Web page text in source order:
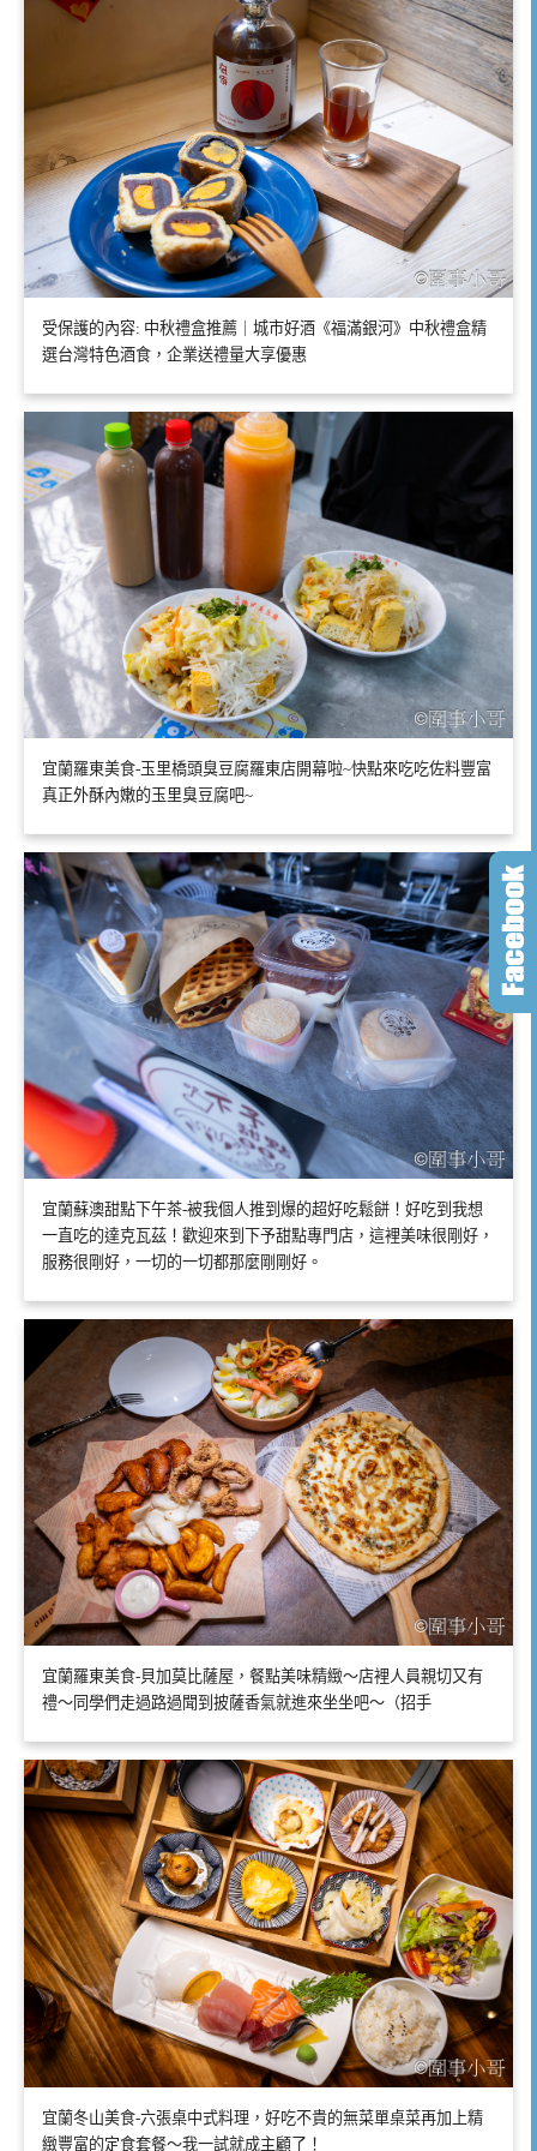
受保護的內容: 中秋禮盒推薦｜城市好酒《福滿銀河》中秋禮盒精
選台灣特色酒食，企業送禮量大享優惠
宜蘭羅東美食-玉里橋頭臭豆腐羅東店開幕啦~快點來吃吃佐料豐富
真正外酥內嫩的玉里臭豆腐吧~
宜蘭蘇澳甜點下午茶-被我個人推到爆的超好吃鬆餅！好吃到我想
一直吃的達克瓦茲！歡迎來到下予甜點專門店，這裡美味很剛好，
服務很剛好，一切的一切都那麼剛剛好。
宜蘭羅東美食-貝加莫比薩屋，餐點美味精緻～店裡人員親切又有
禮～同學們走過路過聞到披薩香氣就進來坐坐吧～（招手
宜蘭冬山美食-六張桌中式料理，好吃不貴的無菜單桌菜再加上精
緻豐富的定食套餐～我一試就成主顧了！